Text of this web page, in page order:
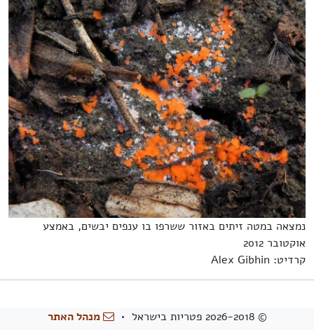
נמצאה במטה זיתים באזור ששרפו בו ענפים יבשים, באמצע
אוקטובר 2012
קרדיט: Alex Gibhin
© 2026-2018 פטריות בישראל •
מנהל האתר